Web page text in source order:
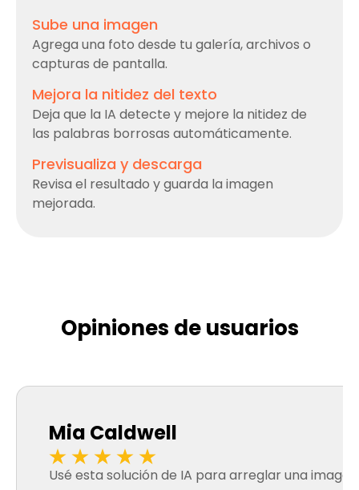
Sube una imagen
Agrega una foto desde tu galería, archivos o
capturas de pantalla.
Mejora la nitidez del texto
Deja que la IA detecte y mejore la nitidez de
las palabras borrosas automáticamente.
Previsualiza y descarga
Revisa el resultado y guarda la imagen
mejorada.
Opiniones de usuarios
Mia Caldwell
Usé esta solución de IA para arreglar una